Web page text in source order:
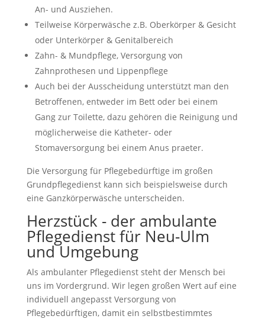
An- und Ausziehen.
Teilweise Körperwäsche z.B. Oberkörper & Gesicht
oder Unterkörper & Genitalbereich
Zahn- & Mundpflege, Versorgung von
Zahnprothesen und Lippenpflege
Auch bei der Ausscheidung unterstützt man den
Betroffenen, entweder im Bett oder bei einem
Gang zur Toilette, dazu gehören die Reinigung und
möglicherweise die Katheter- oder
Stomaversorgung bei einem Anus praeter.
Die Versorgung für Pflegebedürftige im großen
Grundpflegedienst kann sich beispielsweise durch
eine Ganzkörperwäsche unterscheiden.
Herzstück - der ambulante
Pflegedienst für Neu-Ulm
und Umgebung
Als ambulanter Pflegedienst steht der Mensch bei
uns im Vordergrund. Wir legen großen Wert auf eine
individuell angepasst Versorgung von
Pflegebedürftigen, damit ein selbstbestimmtes